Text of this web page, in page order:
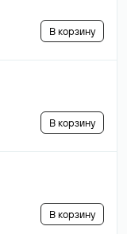
В корзину
В корзину
В корзину